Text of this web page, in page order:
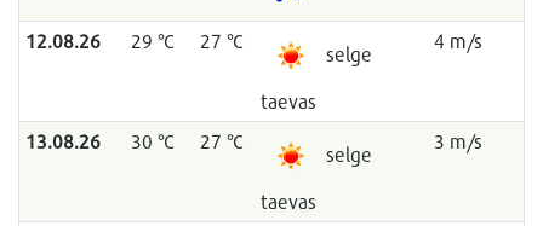
12.08.26 29 °C 27 °C
selge
taevas
4 m/s
13.08.26 30 °C 27 °C
selge
taevas
3 m/s